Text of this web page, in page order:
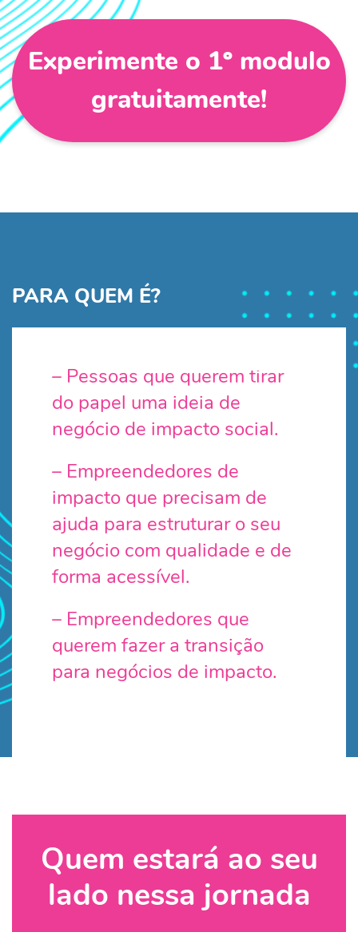
Experimente o 1º modulo
gratuitamente!
PARA QUEM É?
– Pessoas que querem tirar
do papel uma ideia de
negócio de impacto social.
– Empreendedores de
impacto que precisam de
ajuda para estruturar o seu
negócio com qualidade e de
forma acessível.
– Empreendedores que
querem fazer a transição
para negócios de impacto.
Quem estará ao seu
lado nessa jornada